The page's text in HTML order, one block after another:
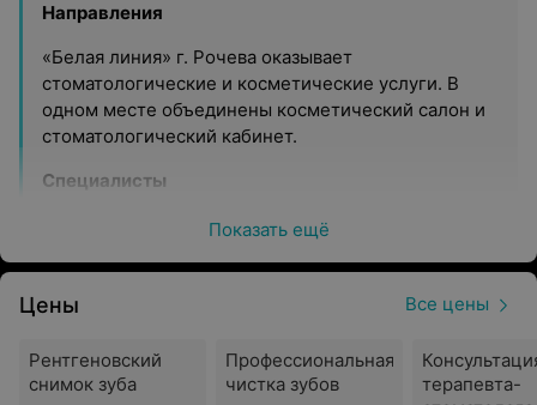
Направления
«Белая линия» г. Рочева оказывает
стоматологические и косметические услуги. В
одном месте объединены косметический салон и
стоматологический кабинет.
Специалисты
В «Белой линии» работают специалисты высокой
продолжают развитие в выбранном направлении.
Персонал регулярно проходит обучение для
навыков. Как лечение зубов, так и косметические
процедуры выполняются ответственно. В
Показать ещё
Цены Все цены
Рентгеновский
снимок зуба
Профессиональная
чистка зубов
терапевта-